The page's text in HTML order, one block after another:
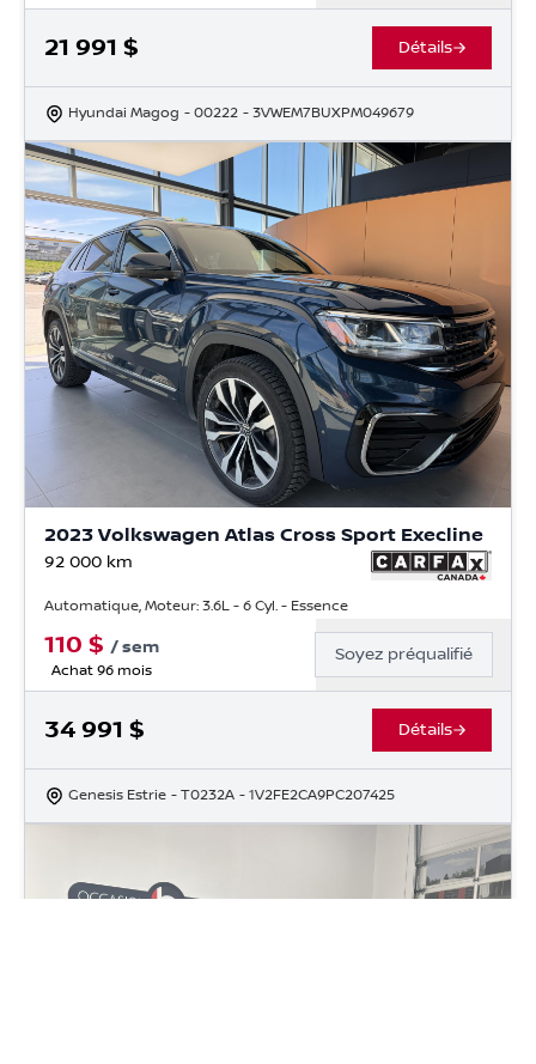
21 991 $ Détails
Hyundai Magog - 00222 - 3VWEM7BUXPM049679
2023 Volkswagen Atlas Cross Sport Execline
92 000 km
Automatique, Moteur: 3.6L - 6 Cyl. - Essence
110 $ /sem
Achat 96 mois
Soyez préqualifié
34 991 $ Détails
Genesis Estrie - T0232A - 1V2FE2CA9PC207425